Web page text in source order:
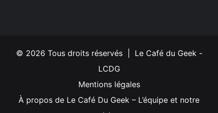
© 2026 Tous droits réservés | Le Café du Geek -
LCDG
Mentions légales
À propos de Le Café Du Geek – L’équipe et notre